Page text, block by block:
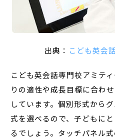
出典： こども英会
こども英会話専門校アミテ
りの適性や成長目標に合わ
しています。個別形式から
式を選べるので、子どもに
るでしょう。タッチパネル